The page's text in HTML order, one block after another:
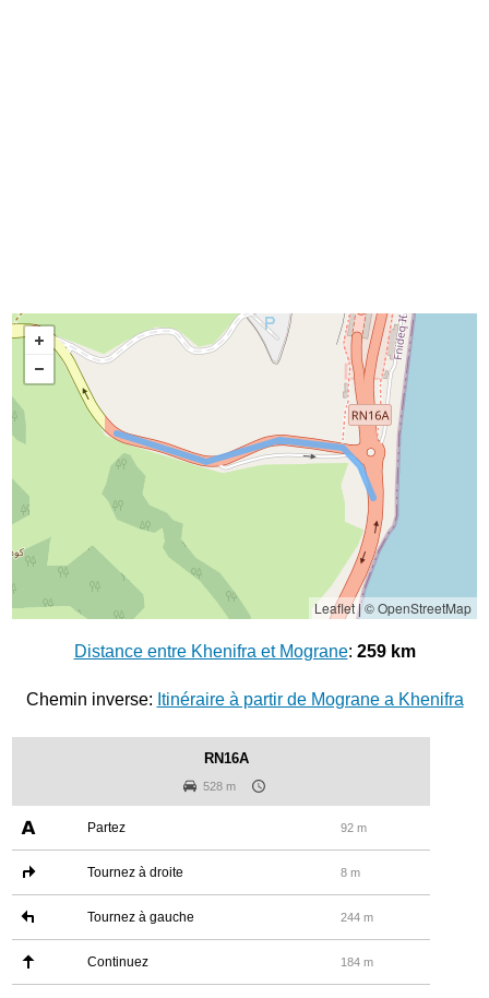
Leaflet|© OpenStreetMap
Distance entre Khenifra et Mograne: 259 km
Chemin inverse: Itinéraire à partir de Mograne a Khenifra
RN16A
528 m
Partez 92 m
Tournez à droite 8 m
Tournez à gauche 244 m
Continuez 184 m